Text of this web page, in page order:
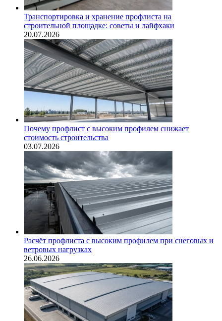
Транспортировка и хранение профлиста на
строительной площадке: советы и лайфхаки
20.07.2026
Почему профлист с высоким профилем снижает
стоимость строительства
03.07.2026
Расчёт профлиста с высоким профилем при снеговых и
ветровых нагрузках
26.06.2026